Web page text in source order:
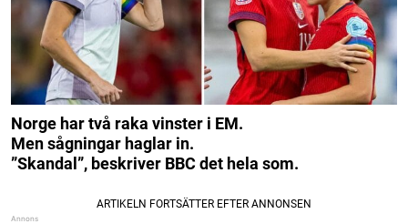
Norge har två raka vinster i EM.
Men sågningar haglar in.
”Skandal”, beskriver BBC det hela som.